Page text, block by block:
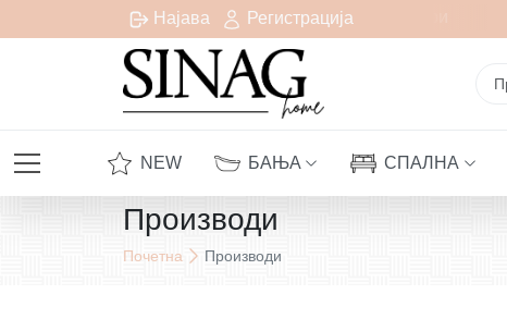
Најава Регистрација
Бесплатна испорака за сите нарачки над 1000 денари
NEW БАЊА СПАЛНА
Производи
Почетна Производи